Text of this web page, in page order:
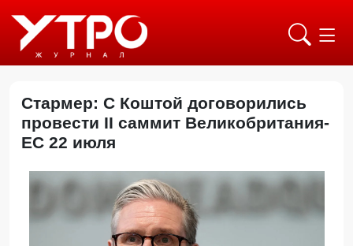
Стармер: С Коштой договорились
провести II саммит Великобритания-
ЕС 22 июля